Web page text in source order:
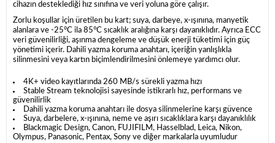
cihazın desteklediği hız sınıfına ve veri yoluna göre çalışır.
Zorlu koşullar için üretilen bu kart; suya, darbeye, x-ışınına, manyetik
alanlara ve -25°C ila 85°C sıcaklık aralığına karşı dayanıklıdır. Ayrıca ECC
veri güvenilirliği, aşınma dengeleme ve düşük enerji tüketimi için güç
yönetimi içerir. Dahili yazma koruma anahtarı, içeriğin yanlışlıkla
silinmesini veya kartın biçimlendirilmesini önlemeye yardımcı olur.
4K+ video kayıtlarında 260 MB/s sürekli yazma hızı
Stable Stream teknolojisi sayesinde istikrarlı hız, performans ve
güvenilirlik
Dahili yazma koruma anahtarı ile dosya silinmelerine karşı güvence
Suya, darbelere, x-ışınına, neme ve aşırı sıcaklıklara karşı dayanıklılık
Blackmagic Design, Canon, FUJIFILM, Hasselblad, Leica, Nikon,
Olympus, Panasonic, Pentax, Sony ve diğer markalarla uyumludur